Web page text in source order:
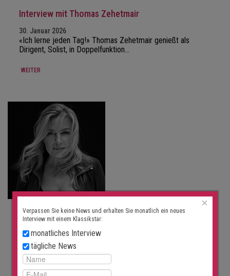
Interview mit Thomas Zehetmair
30. Januar 2026
«Ich lerne jeden Tag!» Thomas Zehetmair genießt als
Dirigent, Solist, in Doppelfunktion…
WEITER
INTERVIEW
Interview mit Gabriela Scherer
31. Dezember 2025
«Irgendwann wird (hoffentlich) eine Zeit kommen, wo es
nicht vorwiegend um Trends oder…
×
Verpassen Sie keine News und erhalten Sie monatlich ein neues
Interview mit einem Klassikstar:
monatliches Interview
tägliche News